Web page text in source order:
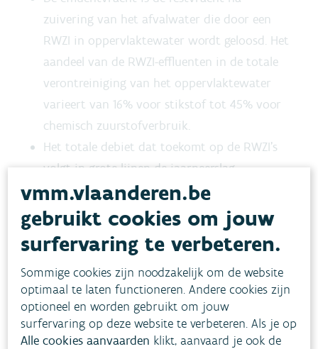
zuivering van het afvalwater die door een
RWZI in oppervlaktewater wordt geloosd. Het
aandeel van de RWZI-effluenten in de totale
verontreiniging van het oppervlaktewater
varieert van 16% voor stikstof tot 45% voor
chemisch zuurstofverbruik.
Het totale debiet dat toekomt op de RWZI's
volgt in grote lijnen de jaarneerslag.
De influentvrachten chemisch
zuurstofverbruik, stikstof en fosfor zijn
langzaam gestegen in de periode 2011-2025.
De effluentvrachten vertonen geen duidelijke
evolutie.
Toestand
vmm.vlaanderen.be
gebruikt cookies om jouw
surfervaring te verbeteren.
Sommige cookies zijn noodzakelijk om de website
optimaal te laten functioneren. Andere cookies zijn
optioneel en worden gebruikt om jouw
surfervaring op deze website te verbeteren. Als je op
Alle cookies aanvaarden klikt, aanvaard je ook de